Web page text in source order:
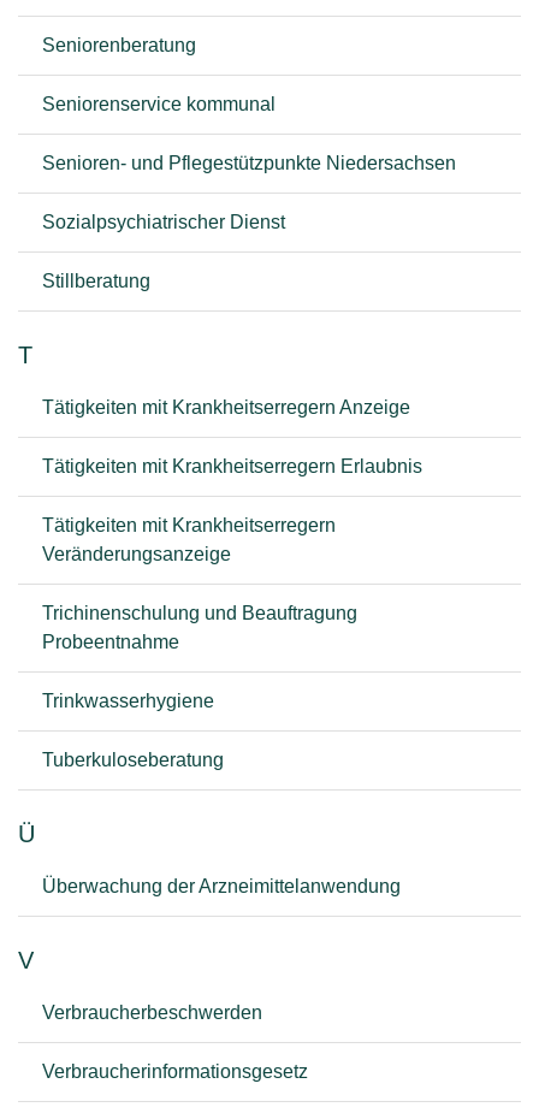
Seniorenberatung
Seniorenservice kommunal
Senioren- und Pflegestützpunkte Niedersachsen
Sozialpsychiatrischer Dienst
Stillberatung
T
Tätigkeiten mit Krankheitserregern Anzeige
Tätigkeiten mit Krankheitserregern Erlaubnis
Tätigkeiten mit Krankheitserregern
Veränderungsanzeige
Trichinenschulung und Beauftragung
Probeentnahme
Trinkwasserhygiene
Tuberkuloseberatung
Ü
Überwachung der Arzneimittelanwendung
V
Verbraucherbeschwerden
Verbraucherinformationsgesetz